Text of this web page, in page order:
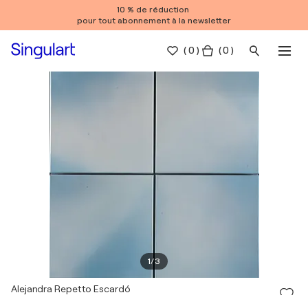
10 % de réduction
pour tout abonnement à la newsletter
(0 ) ( 0 )
1/3
Alejandra Repetto Escardó